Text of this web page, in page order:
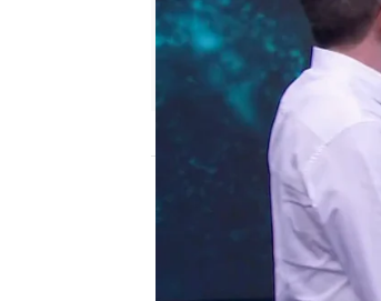
Eire García
Publicado:16 de
HoyMarron